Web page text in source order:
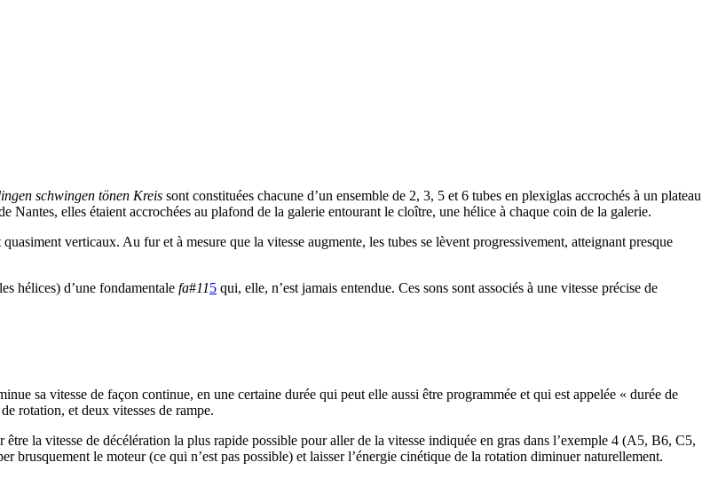
schwingen tönen Kreis sont constituées chacune d’un ensemble de 2, 3, 5 et 6 tubes en plexiglas accrochés à un plateau
elles étaient accrochées au plafond de la galerie entourant le cloître, une hélice à chaque coin de la galerie.
verticaux. Au fur et à mesure que la vitesse augmente, les tubes se lèvent progressivement, atteignant presque
hélices) d’une fondamentale fa#115 qui, elle, n’est jamais entendue. Ces sons sont associés à une vitesse précise de
sa vitesse de façon continue, en une certaine durée qui peut elle aussi être programmée et qui est appelée « durée de
rotation, et deux vitesses de rampe.
être la vitesse de décélération la plus rapide possible pour aller de la vitesse indiquée en gras dans l’exemple 4 (A5, B6, C5,
le moteur (ce qui n’est pas possible) et laisser l’énergie cinétique de la rotation diminuer naturellement.